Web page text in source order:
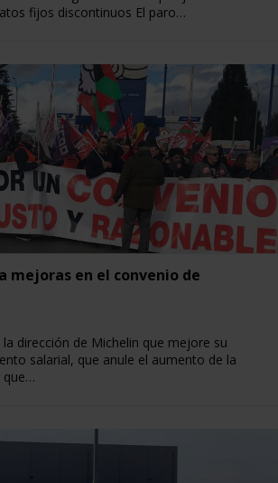
fijos discontinuos El paro…
mejoras en el convenio de
la dirección de Michelin que mejore su
salarial, que anule el aumento de la
que…